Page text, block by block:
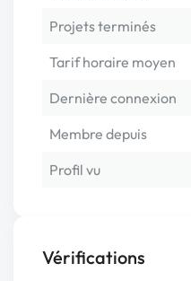
Projets terminés
Tarif horaire moyen
Dernière connexion
Membre depuis
Profil vu
Vérifications